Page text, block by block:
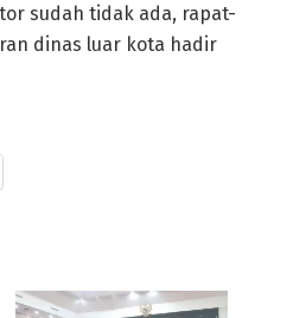
sudah tidak ada, rapat-
dinas luar kota hadir